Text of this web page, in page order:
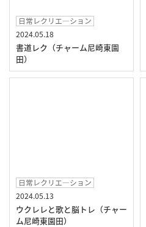
日常レクリエ―ション
2024.05.18
書道レク（チャーム尼崎東園
田）
日常レクリエ―ション
2024.05.13
ウクレレと歌と脳トレ（チャー
ム尼崎東園田）